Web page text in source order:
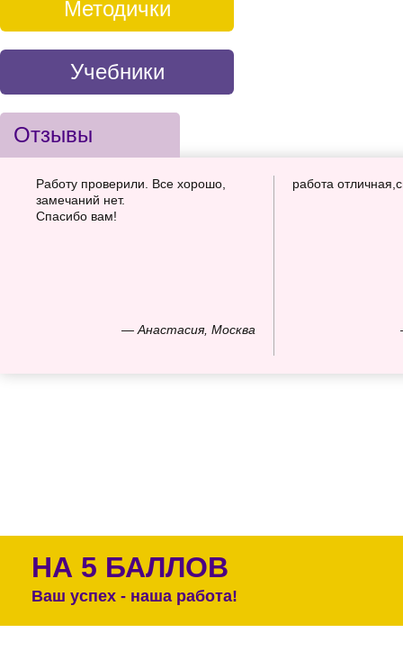
Методички
Учебники
Отзывы
— Анастасия, Москва
Работу проверили. Все хорошо,
замечаний нет.
Спасибо вам!
работа
НА 5 БАЛЛОВ
Ваш успех - наша работа!